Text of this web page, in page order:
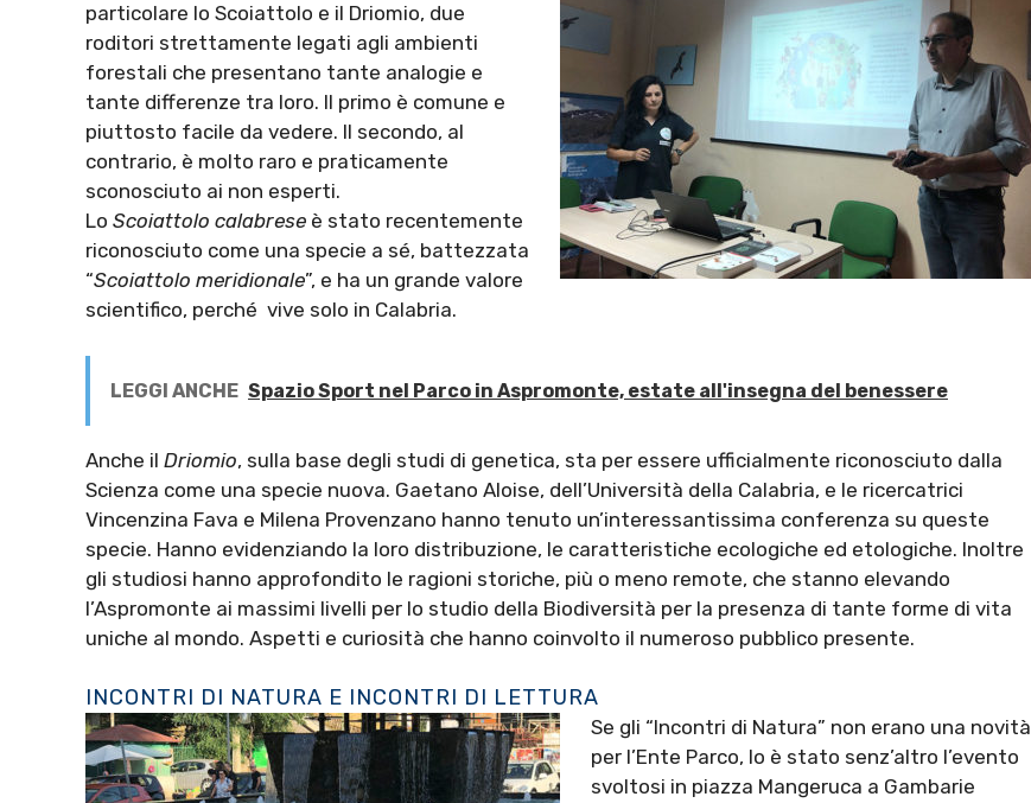
particolare lo Scoiattolo e il Driomio, due
roditori strettamente legati agli ambienti
forestali che presentano tante analogie e
tante differenze tra loro. Il primo è comune e
piuttosto facile da vedere. Il secondo, al
contrario, è molto raro e praticamente
sconosciuto ai non esperti.
Lo Scoiattolo calabrese è stato recentemente
riconosciuto come una specie a sé, battezzata
“Scoiattolo meridionale”, e ha un grande valore
scientifico, perché vive solo in Calabria.
LEGGI ANCHE Spazio Sport nel Parco in Aspromonte, estate all'insegna del benessere
Anche il Driomio, sulla base degli studi di genetica, sta per essere ufficialmente riconosciuto dalla
Scienza come una specie nuova. Gaetano Aloise, dell’Università della Calabria, e le ricercatrici
Vincenzina Fava e Milena Provenzano hanno tenuto un’interessantissima conferenza su queste
specie. Hanno evidenziando la loro distribuzione, le caratteristiche ecologiche ed etologiche. Inoltre
gli studiosi hanno approfondito le ragioni storiche, più o meno remote, che stanno elevando
l’Aspromonte ai massimi livelli per lo studio della Biodiversità per la presenza di tante forme di vita
uniche al mondo. Aspetti e curiosità che hanno coinvolto il numeroso pubblico presente.
INCONTRI DI NATURA E INCONTRI DI LETTURA
Se gli “Incontri di Natura” non erano una novità
per l’Ente Parco, lo è stato senz’altro l’evento
svoltosi in piazza Mangeruca a Gambarie